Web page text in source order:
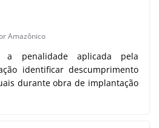
Amazônico
a penalidade aplicada pela
identificar descumprimento
durante obra de implantação